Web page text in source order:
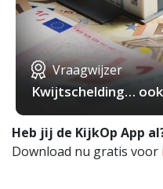
Vraagwijzer
Kwijtschelding…
Heb jij de KijkOp App
Download nu gratis voor